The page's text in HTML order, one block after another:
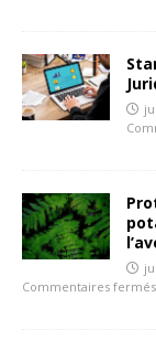
Commentaires fermés